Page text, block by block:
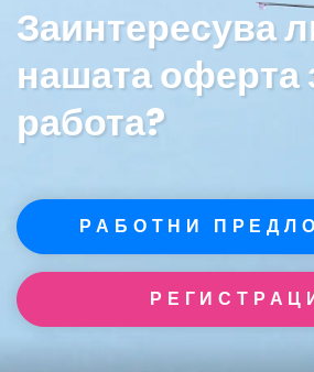
Заинтересува
нашата оферта
работа?
РАБОТНИ